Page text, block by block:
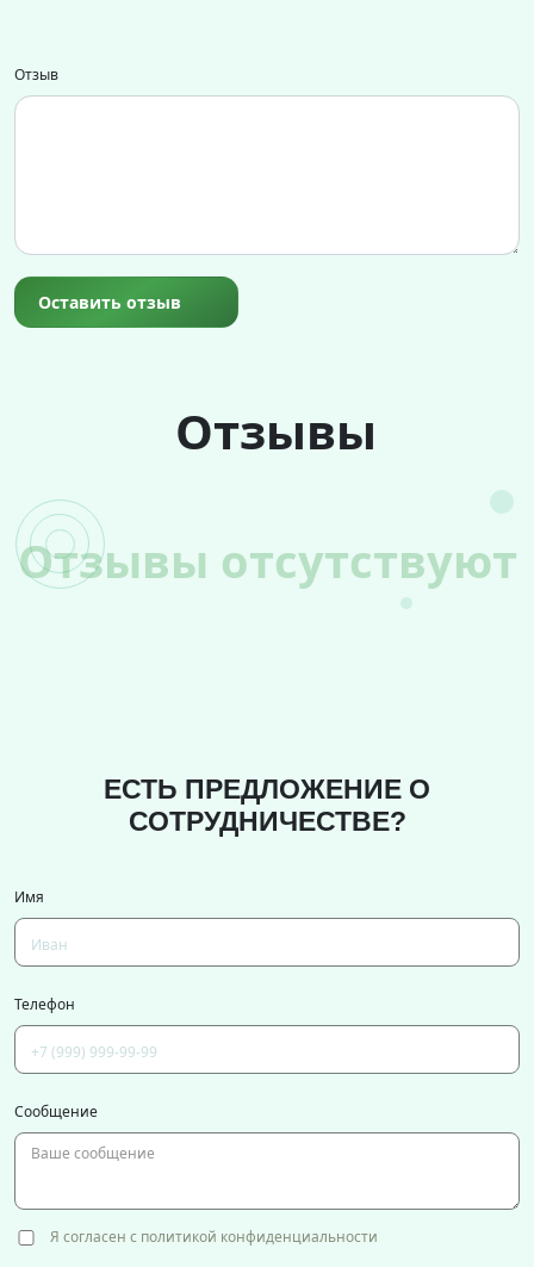
Отзыв
Оставить отзыв
Отзывы
Отзывы отсутствуют
ЕСТЬ ПРЕДЛОЖЕНИЕ О
СОТРУДНИЧЕСТВЕ?
Имя
Телефон
Сообщение
Я согласен с политикой конфиденциальности